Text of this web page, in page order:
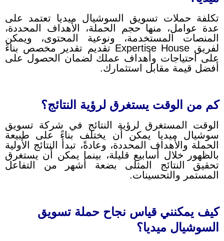
تكلفة حملات تسويق السوشيال ميديا تعتمد على
عدة عوامل، منها حجم الحملة، الأهداف المحددة،
المنصات المستخدمة، ونوعية المحتوى، ويمكن
لفريق Expertise House تقديم تقدير مخصص بناءً
على احتياجات وأهداف عملك لضمان الحصول على
أفضل قيمة مقابل استثمارك.
كم من الوقت يستغرق لرؤية النتائج؟
الوقت المستغرق لرؤية النتائج في شركة تسويق
سوشيال ميديا يمكن أن يختلف بناءً على طبيعة
الحملة والأهداف المحددة، وعادةً، تبدأ النتائج الأولية
بالظهور خلال أسابيع قليلة، بينما يمكن أن يستغرق
تحقيق النتائج المثلى بضعة أشهر من التفاعل
المستمر والتحسينات.
كيف يمكنني قياس نجاح حملة تسويق
السوشيال ميديا؟